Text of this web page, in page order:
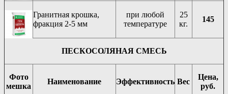
Гранитная крошка,
фракция 2-5 мм
при любой
температуре
25
кг.
145
ПЕСКОСОЛЯНАЯ СМЕСЬ
Фото
мешка
Наименование Эффективность Вес
Цена,
руб.